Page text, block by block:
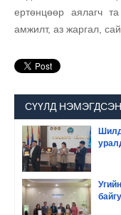
ертөнцөөр аялагч
амжилт, аз жаргал,
СҮҮЛД